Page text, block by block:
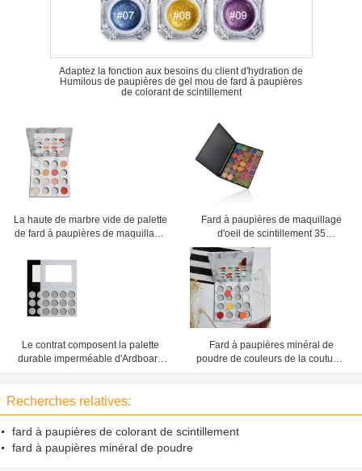
Adaptez la fonction aux besoins du client d'hydration de
Humilous de paupières de gel mou de fard à paupières
de colorant de scintillement
La haute de marbre vide de palette
de fard à paupières de maquillage
Fard à paupières de maquillage
d'oeil de scintillement 35
ensembles de maquillage de
cosmétiques d'OEM de forme de
poudre de couleurs
Le contrat composent la palette
durable imperméable d'Ardboard
Fard à paupières minéral de
poudre de couleurs de la coutume
Recherches relatives:
fard à paupières de colorant de scintillement
fard à paupières minéral de poudre